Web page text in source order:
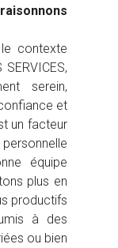
contexte
serein,
et
un facteur
équipe
plus en
productifs
à des
ou bien